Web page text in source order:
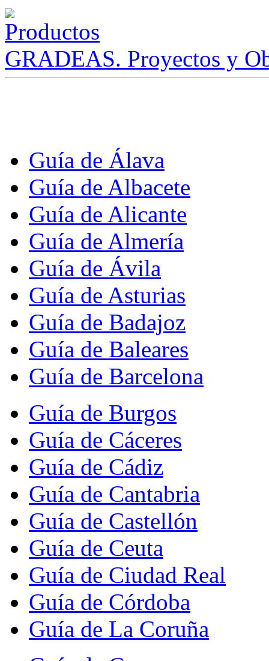
GRADEAS. Proyectos y
Guía de Álava
Guía de Albacete
Guía de Alicante
Guía de Almería
Guía de Ávila
Guía de Asturias
Guía de Badajoz
Guía de Baleares
Guía de Barcelona
Guía de Burgos
Guía de Cáceres
Guía de Cádiz
Guía de Cantabria
Guía de Castellón
Guía de Ceuta
Guía de Ciudad Real
Guía de Córdoba
Guía de La Coruña